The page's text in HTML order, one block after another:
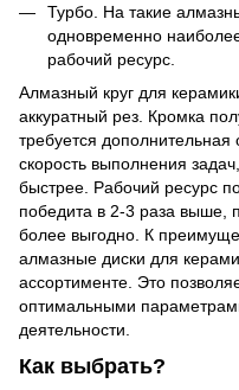
Турбо. На такие
одновременно
рабочий ресурс.
Алмазный круг для
аккуратный рез. Кромка
требуется дополнительная
скорость выполнения
быстрее. Рабочий ресурс
победита в 2-3 раза выше,
более выгодно. К
алмазные диски для
ассортименте. Это
оптимальными
деятельности.
Как выбрать?